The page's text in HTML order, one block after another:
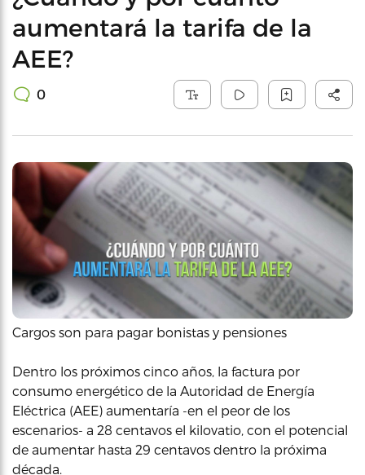
aumentará la tarifa de la
AEE?
0
Cargos son para pagar bonistas y pensiones
Dentro los próximos cinco años, la factura por
consumo energético de la Autoridad de Energía
Eléctrica (AEE) aumentaría -en el peor de los
escenarios- a 28 centavos el kilovatio, con el potencial
de aumentar hasta 29 centavos dentro la próxima
década.